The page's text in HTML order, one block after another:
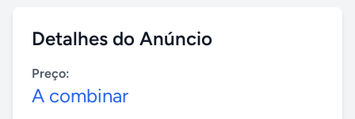
Detalhes do Anúncio
Preço:
A combinar